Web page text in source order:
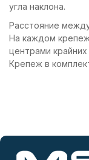
угла наклона.
Расстояние
На каждом
центрами
Крепеж в